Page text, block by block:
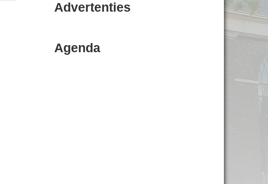
Advertenties
Agenda